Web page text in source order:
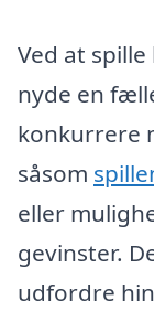
Ved at
nyde en
konkurrere
såsom
eller
gevinster.
udfordre